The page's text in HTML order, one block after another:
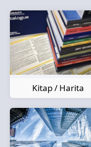
Kitap / Harita